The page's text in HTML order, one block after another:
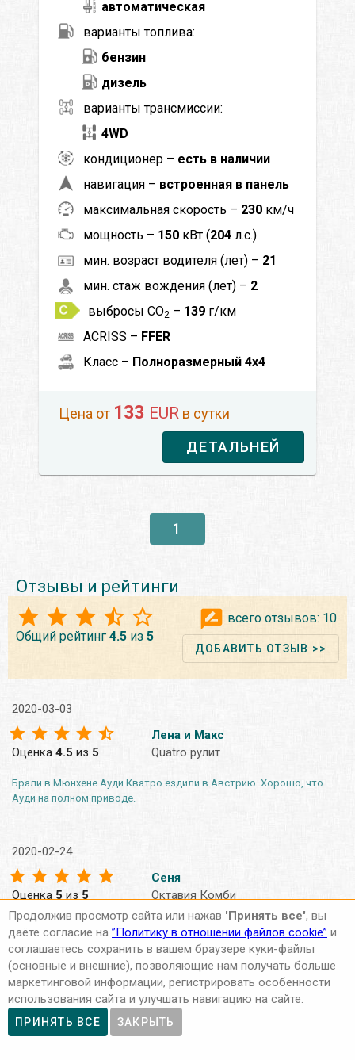
автоматическая
варианты топлива:
бензин
дизель
варианты трансмиссии:
4WD
кондиционер – есть в наличии
навигация – встроенная в панель
максимальная скорость – 230 км/ч
мощность – 150 кВт (204 л.с.)
мин. возраст водителя (лет) – 21
мин. стаж вождения (лет) – 2
выбросы CO2 – 139 г/км
ACRISS – FFER
Класс – Полноразмерный 4x4
Цена от 133 EUR в сутки
ДЕТАЛЬНЕЙ
1
Отзывы и рейтинги
Общий рейтинг 4.5 из 5
всего отзывов: 10
ДОБАВИТЬ ОТЗЫВ >>
2020-03-03
Оценка 4.5 из 5
Лена и Макс
Quatro рулит
Брали в Мюнхене Ауди Кватро ездили в Австрию. Хорошо, что
Ауди на полном приводе.
2020-02-24
Оценка 5 из 5
Сеня
Октавия Комби
Коми от Шкоды думаю цена/качество самый оптимальный
вариант. Сама Октавия не тяжёлая, быстрая, для семьи покатит.
Места в багажнике много.
2020-02-24
Илья
Продолжив просмотр сайта или нажав 'Принять все', вы
даёте согласие на ”Политику в отношении файлов cookie” и
соглашаетесь сохранить в вашем браузере куки-файлы
(основные и внешние), позволяющие нам получать больше
маркетинговой информации, регистрировать особенности
использования сайта и улучшать навигацию на сайте.
ПРИНЯТЬ ВСЕ ЗАКРЫТЬ